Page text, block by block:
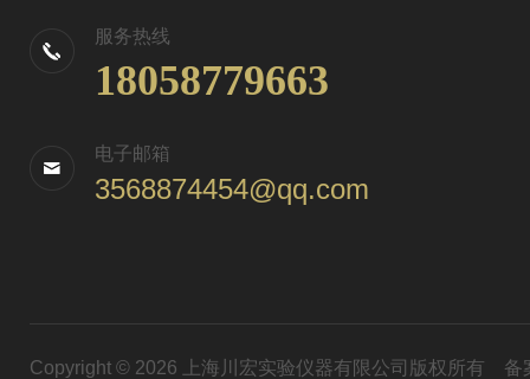
服务热线
18058779663
电子邮箱
3568874454@qq.com
Copyright © 2026 上海川宏实验仪器有限公司版权所有 备